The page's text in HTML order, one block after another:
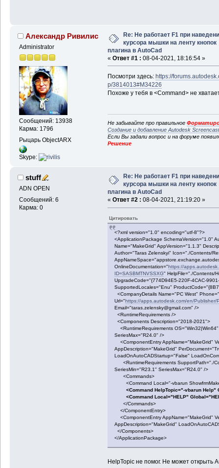
Александр Ривилис
Administrator
Сообщений: 13938
Карма: 1796
Рыцарь ObjectARX
Skype:
Re: Не работает F1 при
курсора мышки на ленту кнопок
плагина в AutoCad
« Ответ #1 : 08-04-2021, 18:16:54 »
Посмотри здесь: https://
p/3814013#M34226
Похоже у тебя в <Command> не
Не забывайте про правильное
Создание и добавление Autodesk
Если Вы задали вопрос и на форуме
Решение
stuff
ADN OPEN
Сообщений: 6
Карма: 0
Re: Не работает F1 при
курсора мышки на ленту кнопок
плагина в AutoCad
« Ответ #2 : 08-04-2021, 21:19:20 »
Цитировать
<?xml version="1.0" encoding="utf-8"?>
<ApplicationPackage SchemaVersion="1.0"
Name="MakeGrid" AppVersion="1.1.3"
Author="Taras Zelenskyi" Icon="./Contents/
OnlineDocumentation="https://
ID=SASBMTNVSSXG" HelpFile="./Contents/
UpgradeCode="{774D94E5-220F-4CAC-
SupportedLocales="Enu"
<CompanyDetails Name="PC West"
Url="https://apps.autodesk.com/en/Publisher/
Email="taras.zelensky@gmail.com" />
<RuntimeRequirements />
<Components Description="2018-2021">
<RuntimeRequirements
SeriesMax="R24.0" />
<ComponentEntry AppName="MakeGrid"
AppDescription="MakeGrid"
LoadOnAutoCADStartup="False"
<RuntimeRequirements SupportPath="./
SeriesMin="R23.1" SeriesMax="R24.0" />
<Commands>
<Command Local="-vbarun
<Command HelpTopic="-vbarun Help"
<Command Local="HELP"
</Commands>
</ComponentEntry>
<ComponentEntry AppName="MakeGrid"
AppDescription="MakeGrid"
</Components>
</ApplicationPackage>
HelpTopic не помог. Не может открыть